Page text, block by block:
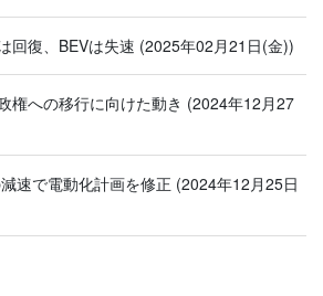
回復、BEVは失速 (2025年02月21日(金))
権への移行に向けた動き (2024年12月27
速で電動化計画を修正 (2024年12月25日